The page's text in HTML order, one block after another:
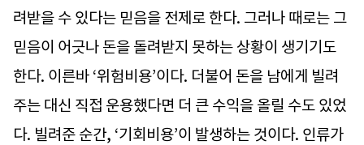
려받을 수 있다는 믿음을 전제로 한다. 그러나 때로는 그
믿음이 어긋나 돈을 돌려받지 못하는 상황이 생기기도
한다. 이른바 ‘위험비용’이다. 더불어 돈을 남에게 빌려
주는 대신 직접 운용했다면 더 큰 수익을 올릴 수도 있었
다. 빌려준 순간, ‘기회비용’이 발생하는 것이다. 인류가